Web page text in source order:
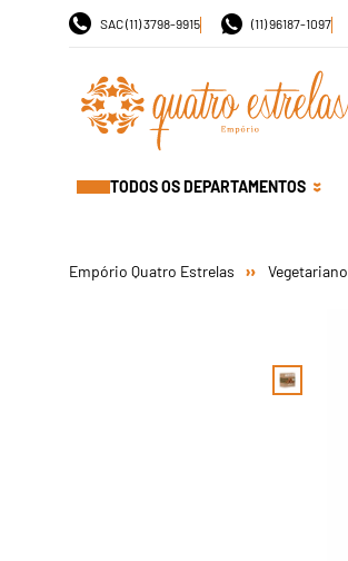
SAC (11) 3798-9915 (11) 96187-1097
TODOS OS DEPARTAMENTOS
Vegetariano